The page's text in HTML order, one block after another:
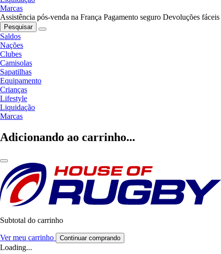
Marcas
Assistência pós-venda na França Pagamento seguro Devoluções fáceis
Pesquisar
Saldos
Nações
Clubes
Camisolas
Sapatilhas
Equipamento
Crianças
Lifestyle
Liquidação
Marcas
Adicionando ao carrinho...
Subtotal do carrinho
Ver meu carrinho Continuar comprando
Loading...